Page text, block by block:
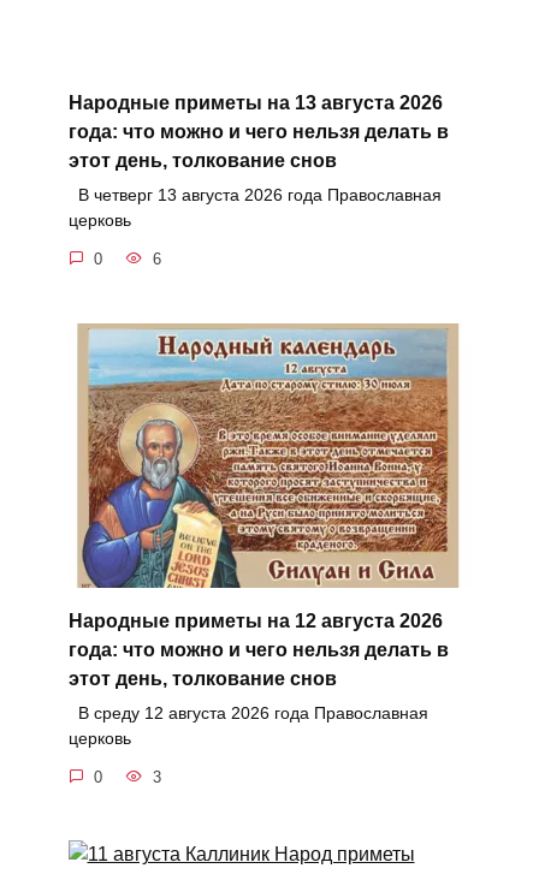
Народные приметы на 13 августа 2026
года: что можно и чего нельзя делать в
этот день, толкование снов
В четверг 13 августа 2026 года Православная
церковь
0 6
Народные приметы на 12 августа 2026
года: что можно и чего нельзя делать в
этот день, толкование снов
В среду 12 августа 2026 года Православная
церковь
0 3